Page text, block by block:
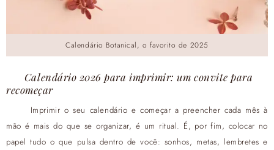
Calendário Botanical, o favorito de 2025
Calendário 2026 para imprimir: um convite para
recomeçar
Imprimir o seu calendário e começar a preencher cada mês à
mão é mais do que se organizar, é um ritual. É, por fim, colocar no
papel tudo o que pulsa dentro de você: sonhos, metas, lembretes e